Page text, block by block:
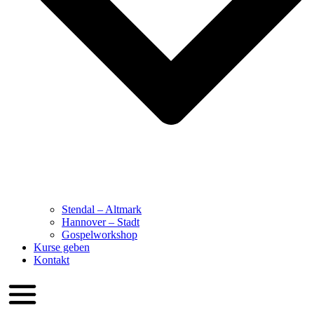
Stendal – Altmark
Hannover – Stadt
Gospelworkshop
Kurse geben
Kontakt